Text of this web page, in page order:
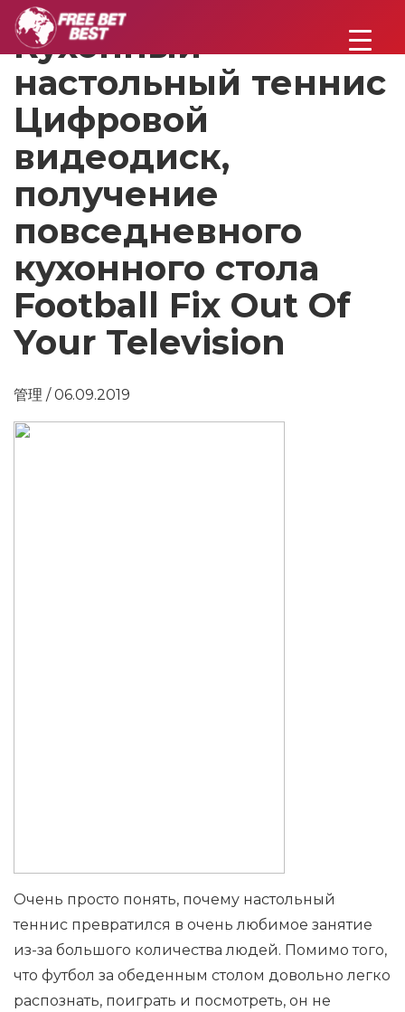
Кухонный
настольный теннис
Цифровой
видеодиск,
получение
повседневного
кухонного стола
Football Fix Out Of
Your Television
管理 / 06.09.2019
Очень просто понять, почему настольный
теннис превратился в очень любимое занятие
из-за большого количества людей. Помимо того,
что футбол за обеденным столом довольно легко
распознать, поиграть и посмотреть, он не